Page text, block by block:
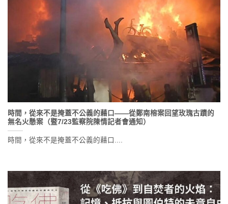
時間，從來不是掩蓋不公義的藉口——從鄭南榕案回望玫瑰古蹟的
無名火懸案（暨7/23監察院陳情記者會通知）
時間，從來不是掩蓋不公義的藉口....